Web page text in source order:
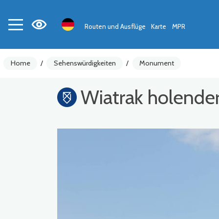
Routen und Ausflüge Karte MPR
Home / Sehenswürdigkeiten / Monument
Wiatrak